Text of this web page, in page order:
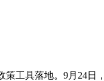
工具落地。9月24日